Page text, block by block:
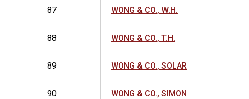
87 WONG & CO., W.H.
88 WONG & CO., T.H.
89 WONG & CO., SOLAR
90 WONG & CO., SIMON